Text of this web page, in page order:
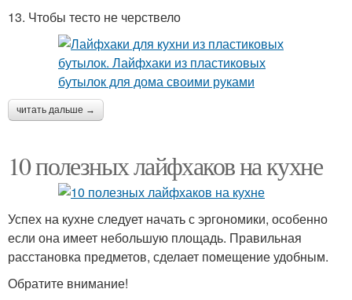
13. Чтобы тесто не черствело
читать дальше →
10 полезных лайфхаков на кухне
Успех на кухне следует начать с эргономики, особенно
если она имеет небольшую площадь. Правильная
расстановка предметов, сделает помещение удобным.
Обратите внимание!